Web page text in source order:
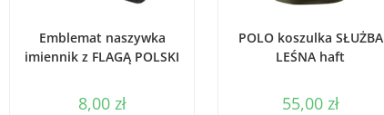
Emblemat naszywka
imiennik z FLAGĄ POLSKI
8,00 zł
POLO koszulka SŁUŻBA
LEŚNA haft
55,00 zł